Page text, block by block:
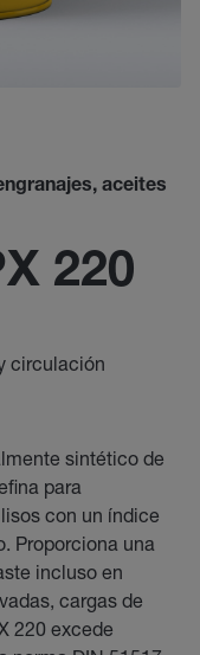
aceites
220
circulación
sintético de
para
con un índice
Proporciona una
incluso en
cargas de
220 excede